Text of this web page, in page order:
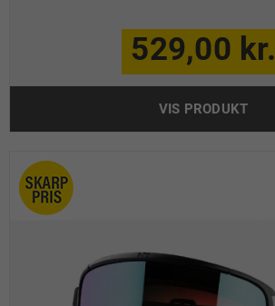
529,00 kr.
VIS PRODUKT